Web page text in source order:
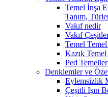
Temel İnşa
Tanım,
Vakıf nedir
Vakıf
Temel
Kazık
Ped
Denklemler ve
Eylemsizlik
Çeşitli Işın